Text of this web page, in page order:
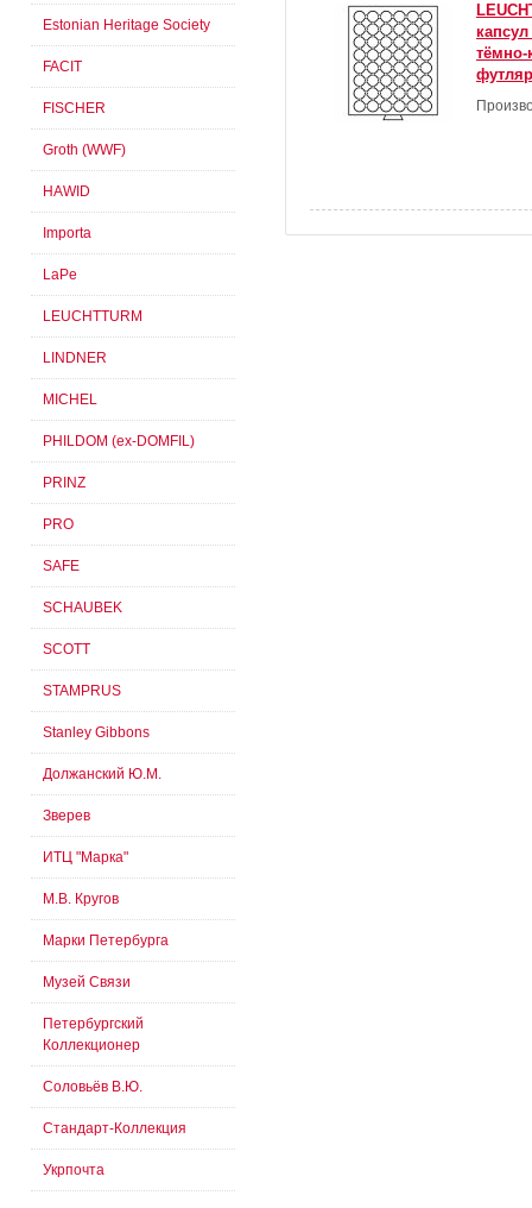
Estonian Heritage Society
FACIT
FISCHER
Groth (WWF)
HAWID
Importa
LaPe
LEUCHTTURM
LINDNER
MICHEL
PHILDOM (ex-DOMFIL)
PRINZ
PRO
SAFE
SCHAUBEK
SCOTT
STAMPRUS
Stanley Gibbons
Должанский Ю.М.
Зверев
ИТЦ "Марка"
М.В. Кругов
Марки Петербурга
Музей Связи
Петербургский
Коллекционер
Соловьёв В.Ю.
Стандарт-Коллекция
Укрпочта